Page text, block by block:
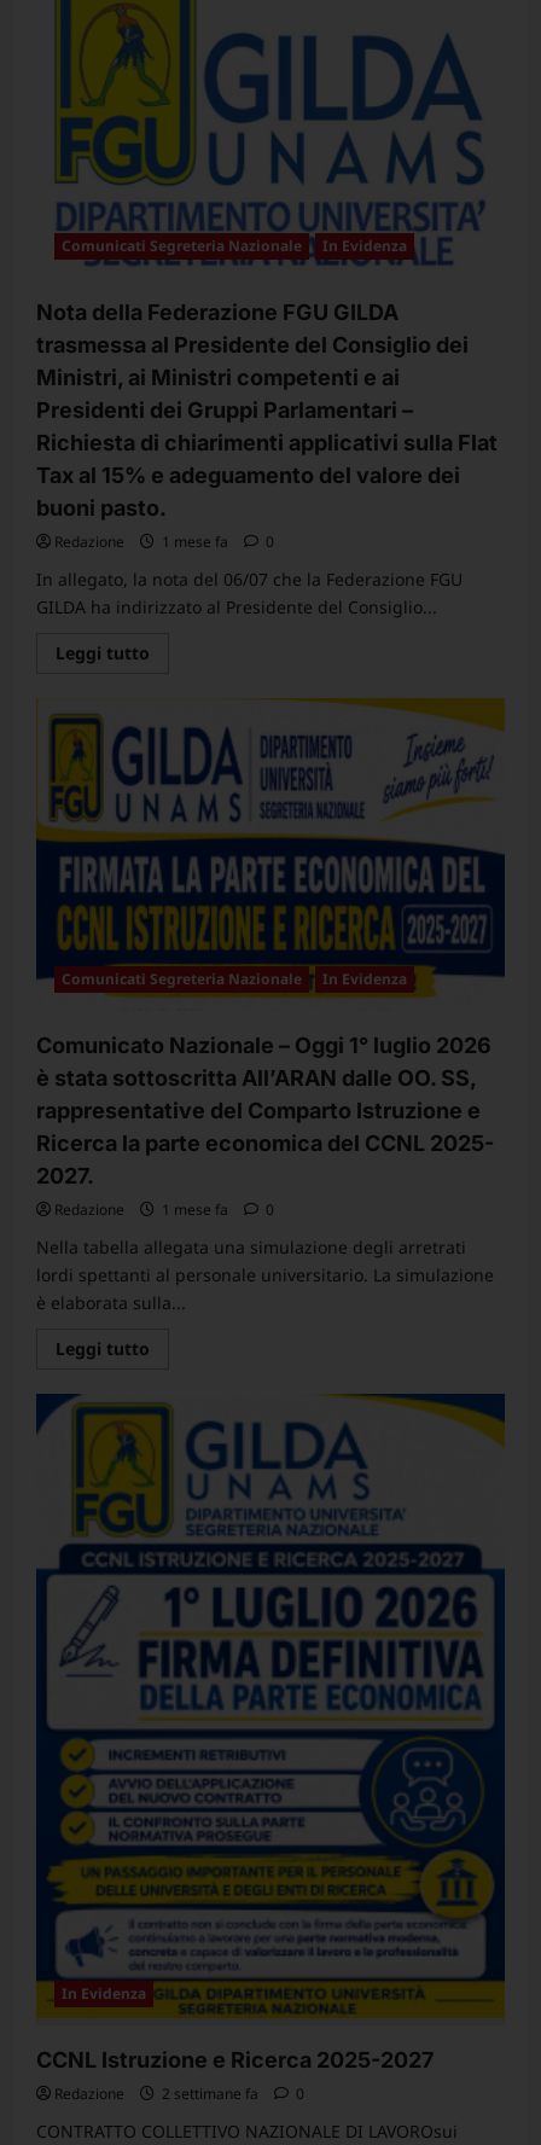
:PIÙ
RISORSE
AL
FONDO
ACCESSORIO,
PIÙ
WELFARE
PERSONALE
UNIVERSITARIO
Comunicati Segreteria Nazionale In Evidenza
Nota della Federazione FGU GILDA
trasmessa al Presidente del Consiglio dei
Ministri, ai Ministri competenti e ai
Presidenti dei Gruppi Parlamentari –
Richiesta di chiarimenti applicativi sulla Flat
Tax al 15% e adeguamento del valore dei
buoni pasto.
Redazione 1 mese fa 0
In allegato, la nota del 06/07 che la Federazione FGU
GILDA ha indirizzato al Presidente del Consiglio...
Leggi tutto
Federazione
FGU
GILDA
trasmessa
al
Presidente
del
Consiglio
dei
Ministri,
Ministri
competenti
e
ai
Gruppi
Parlamentari
–
Richiesta
di
chiarimenti
applicativi
sulla
al
e
adeguamento
del
valore
dei
Comunicati Segreteria Nazionale In Evidenza
Comunicato Nazionale – Oggi 1° luglio 2026
è stata sottoscritta All’ARAN dalle OO. SS,
rappresentative del Comparto Istruzione e
Ricerca la parte economica del CCNL 2025-
2027.
Redazione 1 mese fa 0
Nella tabella allegata una simulazione degli arretrati
lordi spettanti al personale universitario. La simulazione
è elaborata sulla...
Leggi tutto
su
Comunicato
Nazionale
1°
luglio
2026
è
stata
sottoscritta
All’ARAN
dalle
SS,
rappresentative
del
Comparto
Istruzione
e
Ricerca
la
parte
economica
del
CCNL
2025-
2027.
In Evidenza
CCNL Istruzione e Ricerca 2025-2027
Redazione 2 settimane fa 0
CONTRATTO COLLETTIVO NAZIONALE DI LAVOROsui